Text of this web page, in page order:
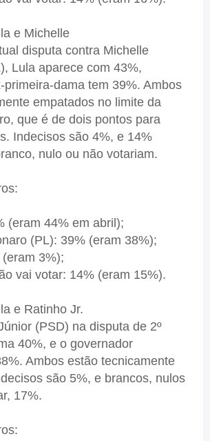
e Michelle
disputa contra Michelle
Lula aparece com 43%,
primeira-dama tem 39%. Ambos
empatados no limite da
que é de dois pontos para
Indecisos são 4%, e 14%
nulo ou não votariam.
(eram 44% em abril);
(PL): 39% (eram 38%);
3%);
vai votar: 14% (eram 15%).
e Ratinho Jr.
(PSD) na disputa de 2º
40%, e o governador
Ambos estão tecnicamente
são 5%, e brancos, nulos
17%.